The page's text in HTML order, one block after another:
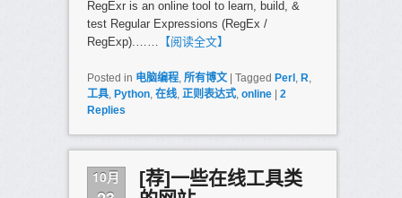
RegExr is an online tool to learn, build, &
test Regular Expressions (RegEx /
RegExp).……
【阅读全文】
Posted in 电脑编程, 所有博文 Tagged Perl , R,
工具, Python, 在线, 正则表达式, online
2
Replies
10月
[荐]一些在线工具类